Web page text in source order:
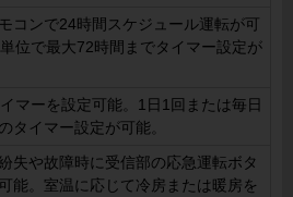
コンで24時間スケジュール運転が可
位で最大72時間までタイマー設定が
マーを設定可能。1日1回または毎日
タイマー設定が可能。
失や故障時に受信部の応急運転ボタ
能。室温に応じて冷房または暖房を